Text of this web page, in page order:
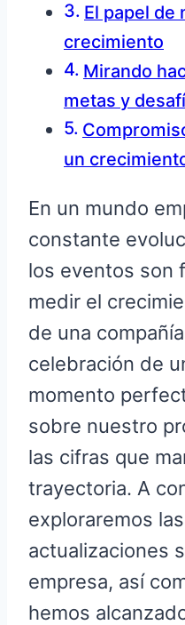
El papel de
crecimiento
Mirando
metas y
un
En un mundo
constante
los eventos son
medir el
de una
celebración de
momento
sobre nuestro
las cifras que
trayectoria. A
exploraremos
actualizaciones
empresa, así
hemos